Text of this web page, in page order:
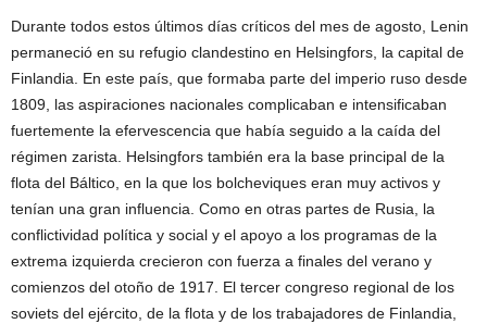
Durante todos estos últimos días críticos del mes de agosto, Lenin
permaneció en su refugio clandestino en Helsingfors, la capital de
Finlandia. En este país, que formaba parte del imperio ruso desde
1809, las aspiraciones nacionales complicaban e intensificaban
fuertemente la efervescencia que había seguido a la caída del
régimen zarista. Helsingfors también era la base principal de la
flota del Báltico, en la que los bolcheviques eran muy activos y
tenían una gran influencia. Como en otras partes de Rusia, la
conflictividad política y social y el apoyo a los programas de la
extrema izquierda crecieron con fuerza a finales del verano y
comienzos del otoño de 1917. El tercer congreso regional de los
soviets del ejército, de la flota y de los trabajadores de Finlandia,